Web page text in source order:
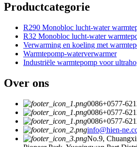
Productcategorie
R290 Monobloc lucht-water
R32 Monobloc lucht-water
Verwarming en koeling met
Warmtepomp-waterverwarmer
Industriële warmtepomp voor
Over ons
0086+0577-
0086+0577-
0086+0577-
info@hien-
No.9,